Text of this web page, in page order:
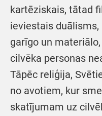
kartēziskais, tātad
ieviestais duālisms,
garīgo un
cilvēka personas
Tāpēc reliģija,
no avotiem, kur
skatījumam uz